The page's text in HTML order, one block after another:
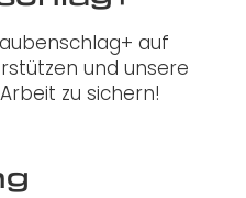
auf
und unsere
zu sichern!